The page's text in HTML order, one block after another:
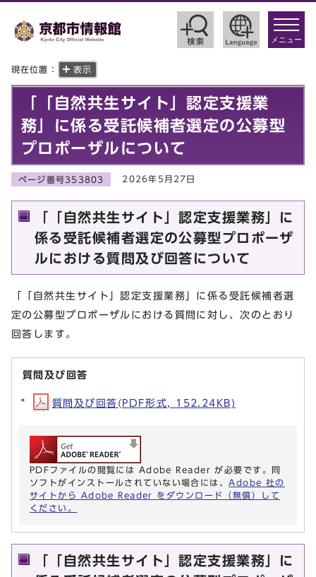
toggle
メニュー
現在位置： 表示
「「自然共生サイト」認定支援業
務」に係る受託候補者選定の公募型
プロポーザルについて
ページ番号353803 2026年5月27日
「「自然共生サイト」認定支援業務」に
係る受託候補者選定の公募型プロポーザ
ルにおける質問及び回答について
「「自然共生サイト」認定支援業務」に係る受託候補者選
定の公募型プロポーザルにおける質問に対し、次のとおり
回答します。
質問及び回答
質問及び回答(PDF形式, 152.24KB)
PDFファイルの閲覧には Adobe Reader が必要です。同
ソフトがインストールされていない場合には、 Adobe 社の
サイトから Adobe Reader をダウンロード（無償）して
ください。
「「自然共生サイト」認定支援業務」に